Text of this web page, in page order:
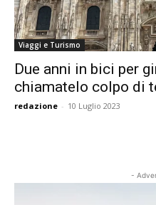
Viaggi e Turismo
Due anni in bici per
chiamatelo colpo di
redazione - 10 Luglio 2023
-